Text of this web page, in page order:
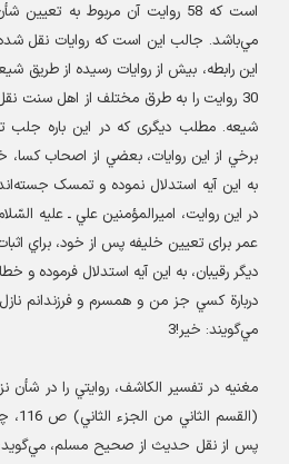
است که 58 روايت آن مربوط به
مي‌باشد. جالب اين است که روايات نقل
اين رابطه، بيش از روايات رسيده از طریق
شيعه. مطلب ديگری که در اين باره جلب
برخي از اين روايات، بعضي از اصحاب کسا،
در این روایت، اميرالمؤمنين علي ـ عليه
عمر برای تعيين خليفه پس از خود، براي
دیگر رقیبان، به اين آيه استدلال فرموده و
دربارة کسي جز من و همسرم و فرزندانم
مي‌گويند: خير!3
مغنیه در تفسير الکاشف، روايتي را در شأن
پس از نقل حديث از صحيح مسلم، مي‌گويد: